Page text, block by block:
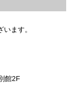
ます。
館2F